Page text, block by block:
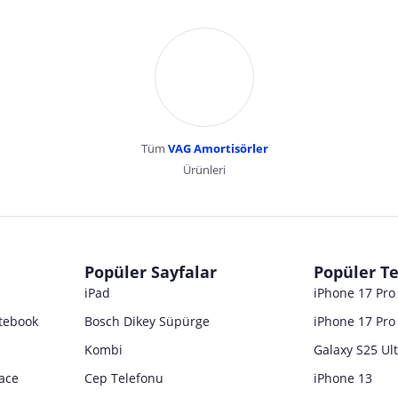
Tüm VAG Amortisörler
Ürünleri
Popüler Sayfalar
iPad
Bosch Dikey Süpürge
Kombi
Cep Telefonu
Popüler
iPhone 17
iPhone 17 Pro
Galaxy S25
iPhone 13